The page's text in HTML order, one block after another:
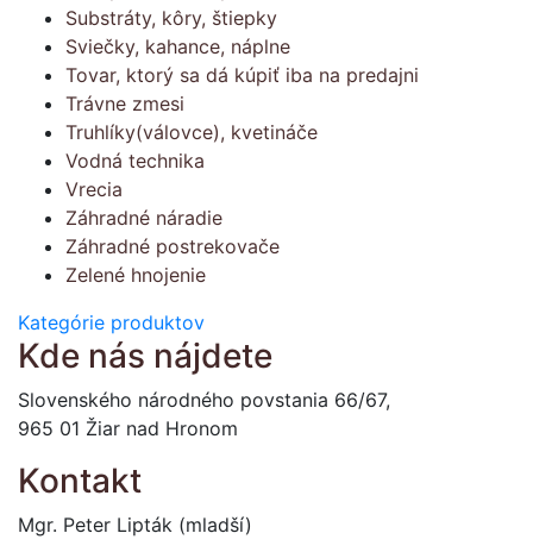
Substráty, kôry, štiepky
Sviečky, kahance, náplne
Tovar, ktorý sa dá kúpiť iba na predajni
Trávne zmesi
Truhlíky(válovce), kvetináče
Vodná technika
Vrecia
Záhradné náradie
Záhradné postrekovače
Zelené hnojenie
Kategórie produktov
Kde nás nájdete
Slovenského národného povstania 66/67,
965 01 Žiar nad Hronom
Kontakt
Mgr. Peter Lipták (mladší)